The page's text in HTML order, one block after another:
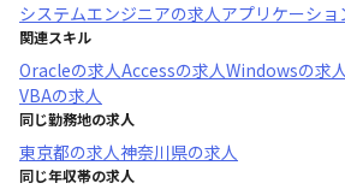
システムエンジニアの求人アプリケーショ
関連スキル
Oracleの求人Accessの求人Windowsの求
VBAの求人
同じ勤務地の求人
東京都の求人神奈川県の求人
同じ年収帯の求人